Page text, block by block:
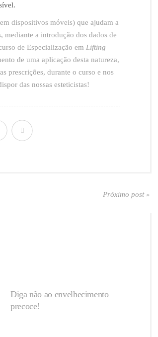
dispositivos móveis) que ajudam a
mediante a introdução dos dados de
de Especialização em Lifting
de uma aplicação desta natureza,
prescrições, durante o curso e nos
das nossas esteticistas!
Próximo post »
Diga não ao envelhecimento
precoce!